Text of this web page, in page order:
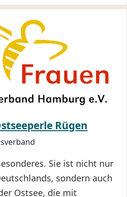
Rügen
Sie ist nicht nur
sondern auch
Ostsee, die mit